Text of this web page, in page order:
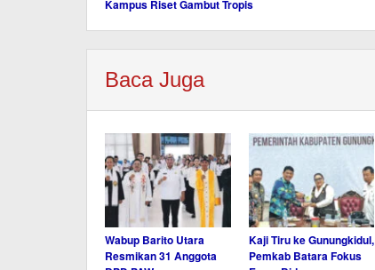
Kampus Riset Gambut Tropis
Baca Juga
Wabup Barito Utara
Resmikan 31 Anggota
Kaji Tiru ke Gunungkidul,
Pemkab Batara Fokus